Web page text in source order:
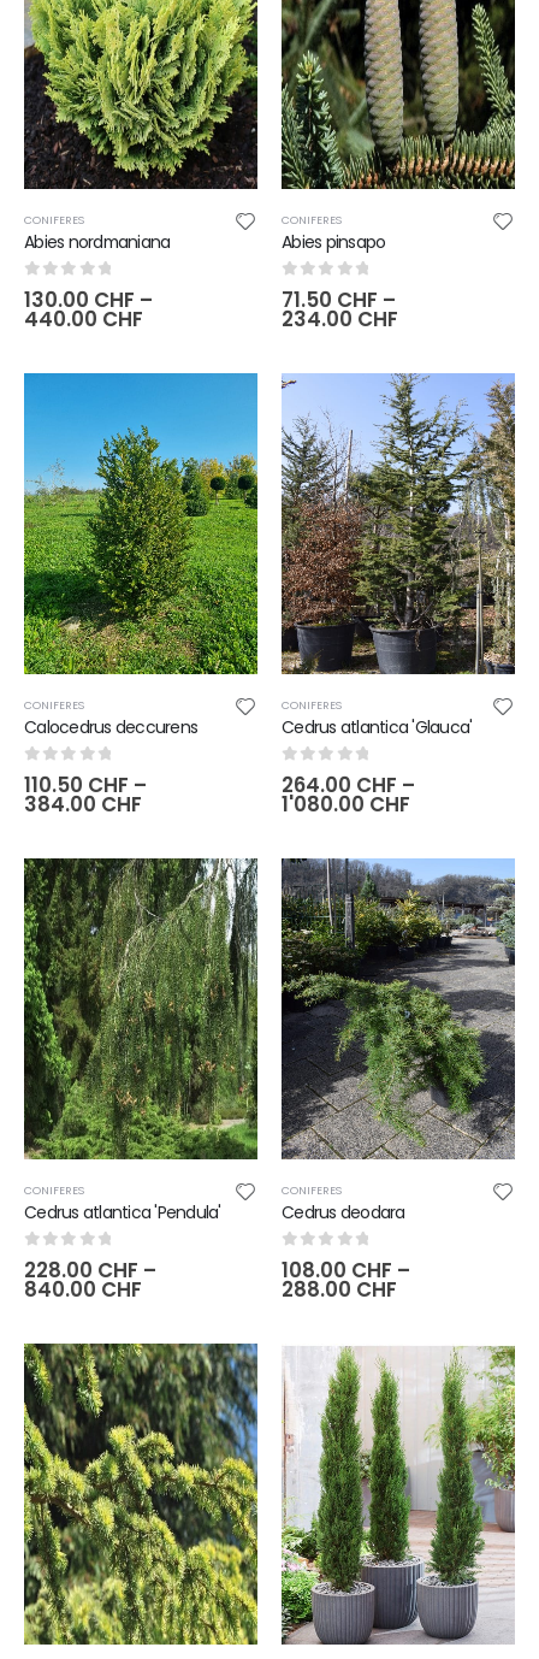
CONIFERES
Abies nordmaniana
0sur 5
130.00 CHF –
440.00 CHF
CONIFERES
Abies pinsapo
0sur 5
71.50 CHF –
234.00 CHF
CONIFERES
Calocedrus deccurens
0sur 5
110.50 CHF –
384.00 CHF
CONIFERES
Cedrus atlantica 'Glauca'
0 sur 5
264.00 CHF –
1'080.00 CHF
CONIFERES
Cedrus atlantica 'Pendula'
0 sur 5
228.00 CHF –
840.00 CHF
CONIFERES
Cedrus deodara
0sur 5
108.00 CHF –
288.00 CHF